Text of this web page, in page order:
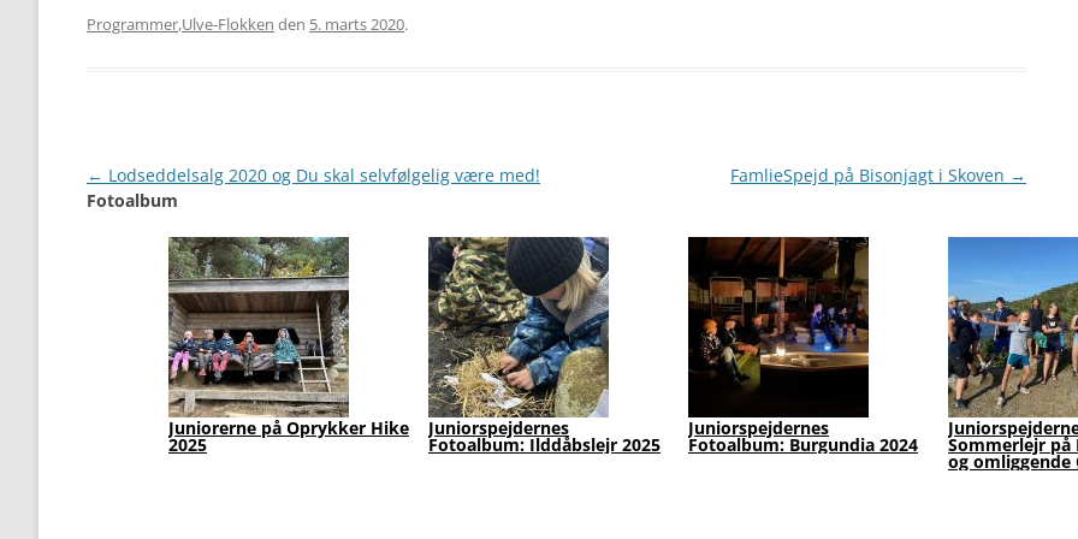
Programmer,Ulve-Flokken den 5. marts 2020.
Artikel
navigation
← Lodseddelsalg 2020 og Du skal selvfølgelig være med! FamlieSpejd på Bisonjagt i Skoven →
Fotoalbum
Juniorerne på Oprykker Hike
2025
Juniorspejdernes
Fotoalbum: Ilddåbslejr 2025
Juniorspejdernes
Fotoalbum: Burgundia 2024 Sommerlejr på
og omliggende